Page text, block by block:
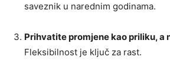
saveznik u narednim godinama.
Prihvatite promjene kao priliku, a
Fleksibilnost je ključ za rast.